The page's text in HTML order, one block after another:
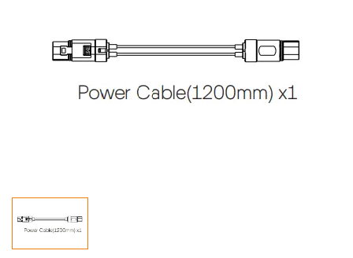
Nabíjecí stanice
Montážní systémy
KONTAKTY